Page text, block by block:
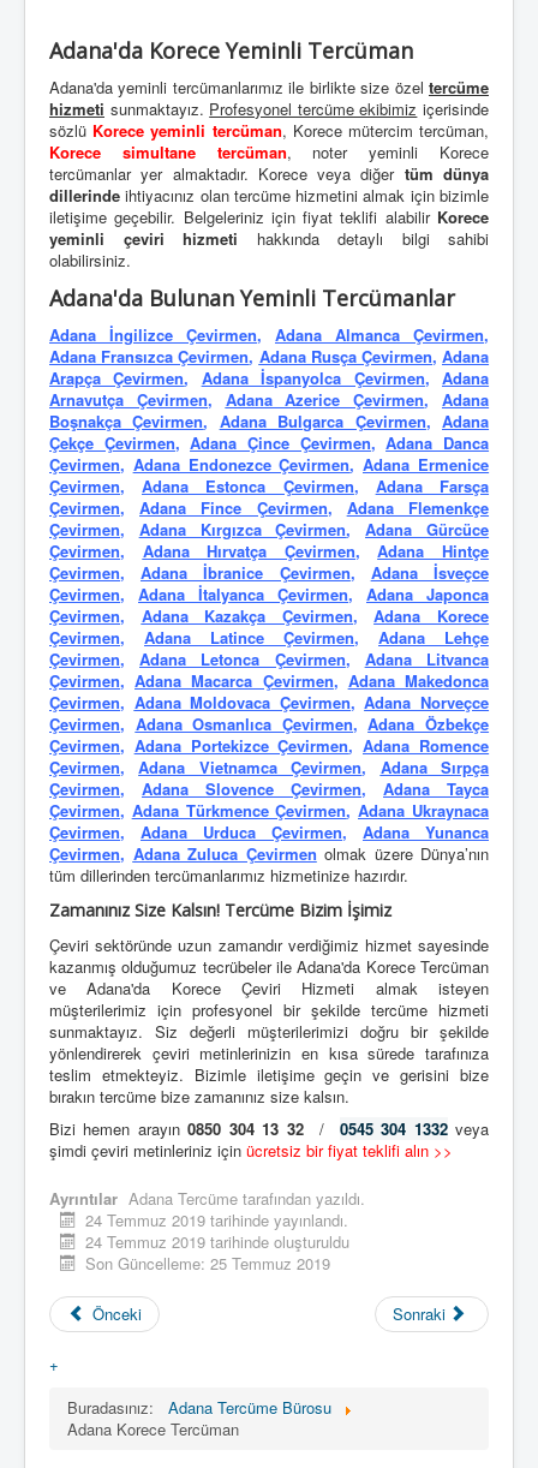
Adana'da Korece Yeminli Tercüman
Adana'da yeminli tercümanlarımız ile birlikte size özel tercüme
hizmeti sunmaktayız. Profesyonel tercüme ekibimiz içerisinde
sözlü Korece yeminli tercüman, Korece mütercim tercüman,
Korece simultane tercüman, noter yeminli Korece
tercümanlar yer almaktadır. Korece veya diğer tüm dünya
dillerinde ihtiyacınız olan tercüme hizmetini almak için bizimle
iletişime geçebilir. Belgeleriniz için fiyat teklifi alabilir Korece
yeminli çeviri hizmeti hakkında detaylı bilgi sahibi
olabilirsiniz.
Adana'da Bulunan Yeminli Tercümanlar
Adana İngilizce Çevirmen, Adana Almanca Çevirmen,
Adana Fransızca Çevirmen, Adana Rusça Çevirmen,Adana
Arapça Çevirmen, Adana İspanyolca Çevirmen,Adana
Arnavutça Çevirmen, Adana Azerice Çevirmen,Adana
Boşnakça Çevirmen, Adana Bulgarca Çevirmen,Adana
Çekçe Çevirmen,Adana Çince Çevirmen,Adana Danca
Çevirmen, Adana Endonezce Çevirmen,Adana Ermenice
Çevirmen,Adana Estonca Çevirmen, Adana Farsça
Çevirmen,Adana Fince Çevirmen, Adana Flemenkçe
Çevirmen, Adana Kırgızca Çevirmen,Adana Gürcüce
Çevirmen, Adana Hırvatça Çevirmen,Adana Hintçe
Çevirmen,Adana İbranice Çevirmen, Adana İsveçce
Çevirmen, Adana İtalyanca Çevirmen, Adana Japonca
Çevirmen, Adana Kazakça Çevirmen,Adana Korece
Çevirmen, Adana Latince Çevirmen, Adana Lehçe
Çevirmen,Adana Letonca Çevirmen, Adana Litvanca
Çevirmen,Adana Macarca Çevirmen, Adana Makedonca
Çevirmen, Adana Moldovaca Çevirmen,Adana Norveçce
Çevirmen, Adana Osmanlıca Çevirmen,Adana Özbekçe
Çevirmen, Adana Portekizce Çevirmen,Adana Romence
Çevirmen,Adana Vietnamca Çevirmen, Adana Sırpça
Çevirmen, Adana Slovence Çevirmen, Adana Tayca
Çevirmen, Adana Türkmence Çevirmen,Adana Ukraynaca
Çevirmen, Adana Urduca Çevirmen, Adana Yunanca
Çevirmen, Adana Zuluca Çevirmen olmak üzere Dünya’nın
tüm dillerinden tercümanlarımız hizmetinize hazırdır.
Zamanınız Size Kalsın! Tercüme Bizim İşimiz
Çeviri sektöründe uzun zamandır verdiğimiz hizmet sayesinde
kazanmış olduğumuz tecrübeler ile Adana'da Korece Tercüman
ve Adana'da Korece Çeviri Hizmeti almak isteyen
müşterilerimiz için profesyonel bir şekilde tercüme hizmeti
sunmaktayız. Siz değerli müşterilerimizi doğru bir şekilde
yönlendirerek çeviri metinlerinizin en kısa sürede tarafınıza
teslim etmekteyiz. Bizimle iletişime geçin ve gerisini bize
bırakın tercüme bize zamanınız size kalsın.
Bizi hemen arayın0850 304 13 32/ 0545 304 1332veya
şimdi çeviri metinleriniz için ücretsiz bir fiyat teklifi alın >>
Ayrıntılar Adana Tercüme tarafından yazıldı.
24 Temmuz 2019 tarihinde yayınlandı.
24 Temmuz 2019 tarihinde oluşturuldu
Son Güncelleme: 25 Temmuz 2019
Önceki Sonraki
+
Buradasınız:
Adana Tercüme Bürosu
Adana Korece Tercüman